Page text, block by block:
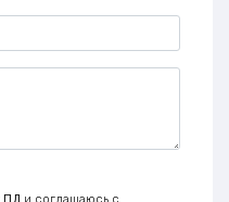
ПД и соглашаюсь с